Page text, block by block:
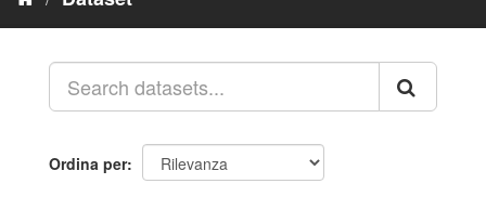
Ordina per